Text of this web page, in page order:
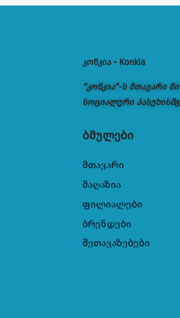
კონკია • Konkia
“კონკია“-ს მთავარი
სოციალური
ბმულები
მთავარი
მაღაზია
ფილიალები
ბრენდები
შეთავაზებები